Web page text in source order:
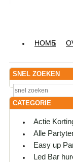
HOME
SNEL ZOEKEN
CATEGORIE
Actie
Alle
Easy up
Led Bar